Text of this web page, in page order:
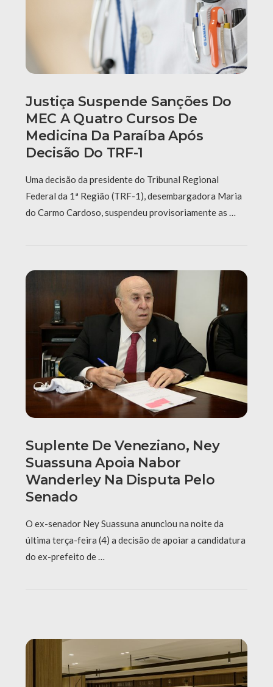
Justiça Suspende Sanções Do
MEC A Quatro Cursos De
Medicina Da Paraíba Após
Decisão Do TRF-1
Uma decisão da presidente do Tribunal Regional
Federal da 1ª Região (TRF-1), desembargadora Maria
do Carmo Cardoso, suspendeu provisoriamente as …
Suplente De Veneziano, Ney
Suassuna Apoia Nabor
Wanderley Na Disputa Pelo
Senado
O ex-senador Ney Suassuna anunciou na noite da
última terça-feira (4) a decisão de apoiar a candidatura
do ex-prefeito de …